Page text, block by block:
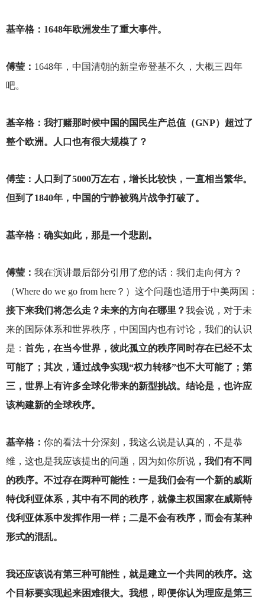
基辛格：1648年欧洲发生了重大事件。
傅莹： 1648年，中国清朝的新皇帝登基不久，大概三四年
吧。
基辛格：我打赌那时候中国的国民生产总值（GNP）超过了
整个欧洲。人口也有很大规模了？
傅莹：人口到了5000万左右，增长比较快，一直相当繁华。
但到了1840年，中国的宁静被鸦片战争打破了。
基辛格：确实如此，那是一个悲剧。
傅莹： 我在演讲最后部分引用了您的话：我们走向何方？
（Where do we go from here？）这个问题也适用于中美两国：
接下来我们将怎么走？未来的方向在哪里？我会说，对于未
来的国际体系和世界秩序，中国国内也有讨论，我们的认识
是： 首先，在当今世界，彼此孤立的秩序同时存在已经不太
可能了；其次，通过战争实现“权力转移”也不大可能了；第
三，世界上有许多全球化带来的新型挑战。结论是，也许应
该构建新的全球秩序。
基辛格： 你的看法十分深刻，我这么说是认真的，不是恭
维，这也是我应该提出的问题，因为如你所说，我们有不同
的秩序。不过存在两种可能性：一是我们会有一个新的威斯
特伐利亚体系，其中有不同的秩序，就像主权国家在威斯特
伐利亚体系中发挥作用一样；二是不会有秩序，而会有某种
形式的混乱。
我还应该说有第三种可能性，就是建立一个共同的秩序。这
个目标要实现起来困难很大。我想，即便你认为理应是第三